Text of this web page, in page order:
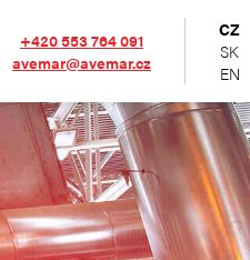
+420 553 764 091
avemar@avemar.cz
CZ
SK
EN